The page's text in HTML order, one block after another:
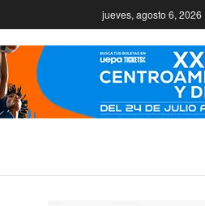
jueves, agosto 6, 2026